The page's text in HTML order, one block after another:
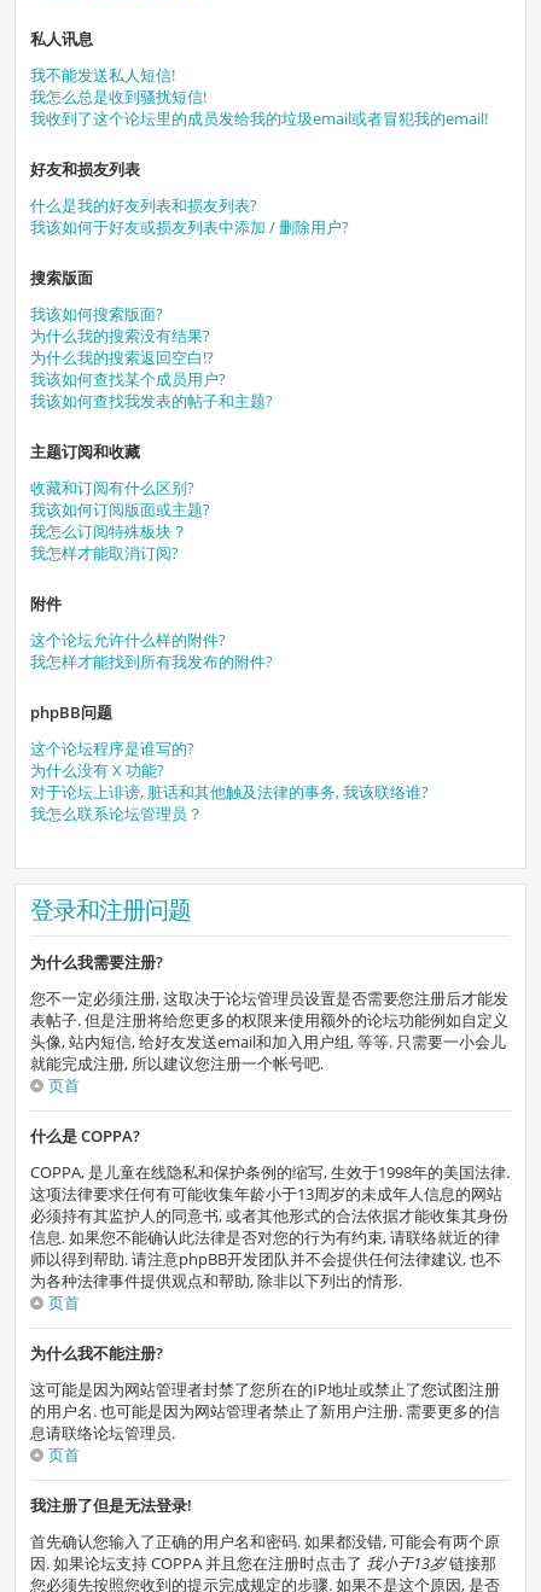
私人讯息
我不能发送私人短信!
我怎么总是收到骚扰短信!
我收到了这个论坛里的成员发给我的垃圾email或者冒犯我的email!
好友和损友列表
什么是我的好友列表和损友列表?
我该如何于好友或损友列表中添加 / 删除用户?
搜索版面
我该如何搜索版面?
为什么我的搜索没有结果?
为什么我的搜索返回空白!?
我该如何查找某个成员用户?
我该如何查找我发表的帖子和主题?
主题订阅和收藏
收藏和订阅有什么区别?
我该如何订阅版面或主题?
我怎么订阅特殊板块？
我怎样才能取消订阅?
附件
这个论坛允许什么样的附件?
我怎样才能找到所有我发布的附件?
phpBB问题
这个论坛程序是谁写的?
为什么没有 X 功能?
对于论坛上诽谤, 脏话和其他触及法律的事务, 我该联络谁?
我怎么联系论坛管理员？
登录和注册问题
为什么我需要注册?
您不一定必须注册, 这取决于论坛管理员设置是否需要您注册后才能发
表帖子. 但是注册将给您更多的权限来使用额外的论坛功能例如自定义
头像, 站内短信, 给好友发送email和加入用户组, 等等. 只需要一小会儿
就能完成注册, 所以建议您注册一个帐号吧.
页首
什么是 COPPA?
COPPA, 是儿童在线隐私和保护条例的缩写, 生效于1998年的美国法律.
这项法律要求任何有可能收集年龄小于13周岁的未成年人信息的网站
必须持有其监护人的同意书, 或者其他形式的合法依据才能收集其身份
信息. 如果您不能确认此法律是否对您的行为有约束, 请联络就近的律
师以得到帮助. 请注意phpBB开发团队并不会提供任何法律建议, 也不
为各种法律事件提供观点和帮助, 除非以下列出的情形.
页首
为什么我不能注册?
这可能是因为网站管理者封禁了您所在的IP地址或禁止了您试图注册
的用户名. 也可能是因为网站管理者禁止了新用户注册. 需要更多的信
息请联络论坛管理员.
页首
我注册了但是无法登录!
首先确认您输入了正确的用户名和密码. 如果都没错, 可能会有两个原
因. 如果论坛支持 COPPA 并且您在注册时点击了 我小于13岁链接那
您必须先按照您收到的提示完成规定的步骤. 如果不是这个原因, 是否